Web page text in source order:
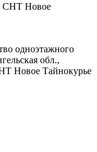
СНТ Новое
одноэтажного
обл.,
Новое Тайнокурье